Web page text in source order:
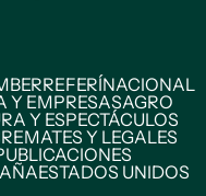
REFERÍNACIONAL
Y EMPRESASAGRO
Y ESPECTÁCULOS
REMATES Y LEGALES
ESTADOS UNIDOS